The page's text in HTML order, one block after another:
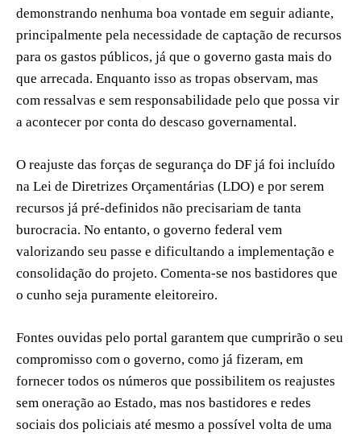
demonstrando nenhuma boa vontade em seguir adiante,
principalmente pela necessidade de captação de recursos
para os gastos públicos, já que o governo gasta mais do
que arrecada. Enquanto isso as tropas observam, mas
com ressalvas e sem responsabilidade pelo que possa vir
a acontecer por conta do descaso governamental.
O reajuste das forças de segurança do DF já foi incluído
na Lei de Diretrizes Orçamentárias (LDO) e por serem
recursos já pré-definidos não precisariam de tanta
burocracia. No entanto, o governo federal vem
valorizando seu passe e dificultando a implementação e
consolidação do projeto. Comenta-se nos bastidores que
o cunho seja puramente eleitoreiro.
Fontes ouvidas pelo portal garantem que cumprirão o seu
compromisso com o governo, como já fizeram, em
fornecer todos os números que possibilitem os reajustes
sem oneração ao Estado, mas nos bastidores e redes
sociais dos policiais até mesmo a possível volta de uma